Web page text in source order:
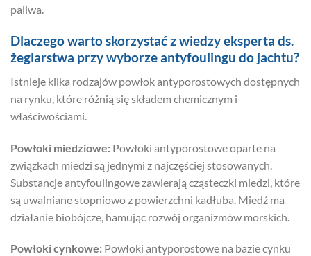
paliwa.
Dlaczego warto skorzystać z wiedzy eksperta ds.
żeglarstwa przy wyborze antyfoulingu do jachtu?
Istnieje kilka rodzajów powłok antyporostowych dostępnych
na rynku, które różnią się składem chemicznym i
właściwościami.
Powłoki miedziowe: Powłoki antyporostowe oparte na
związkach miedzi są jednymi z najczęściej stosowanych.
Substancje antyfoulingowe zawierają cząsteczki miedzi, które
są uwalniane stopniowo z powierzchni kadłuba. Miedź ma
działanie biobójcze, hamując rozwój organizmów morskich.
Powłoki cynkowe: Powłoki antyporostowe na bazie cynku